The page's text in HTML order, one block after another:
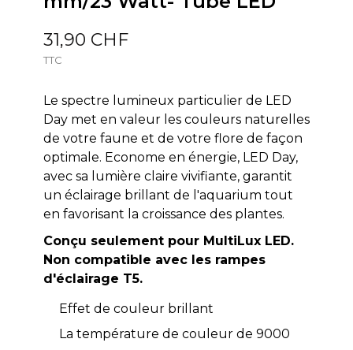
31,90 CHF
TTC
Le spectre lumineux particulier de LED
Day met en valeur les couleurs naturelles
de votre faune et de votre flore de façon
optimale. Econome en énergie, LED Day,
avec sa lumière claire vivifiante, garantit
un éclairage brillant de l'aquarium tout
en favorisant la croissance des plantes.
Conçu seulement pour MultiLux LED.
Non compatible avec les rampes
d'éclairage T5.
Effet de couleur brillant
La température de couleur de 9000